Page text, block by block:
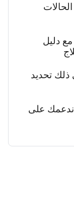
دليل
ذلك تحديد
على